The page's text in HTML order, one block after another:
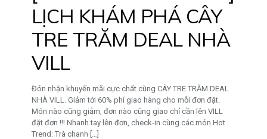
LỊCH KHÁM PHÁ CÂY
TRE TRĂM DEAL NHÀ
VILL
Đón nhận khuyến mãi cực chất cùng CÂY TRE TRĂM DEAL
NHÀ VILL. Giảm tới 60% phí giao hàng cho mỗi đơn đặt.
Món nào cũng giảm, đơn nào cũng giao chỉ cần lên VILL
đặt đơn !!! Nhanh tay lên đơn, check-in cùng các món Hot
Trend: Trà chanh